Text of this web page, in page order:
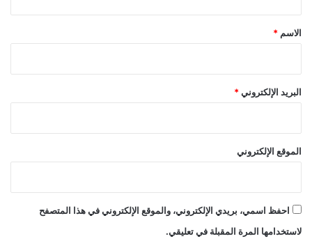
*
الاسم *
البريد الإلكتروني *
الموقع الإلكتروني
احفظ اسمي، بريدي الإلكتروني، والموقع الإلكتروني في هذا المتصفح
لاستخدامها المرة المقبلة في تعليقي.